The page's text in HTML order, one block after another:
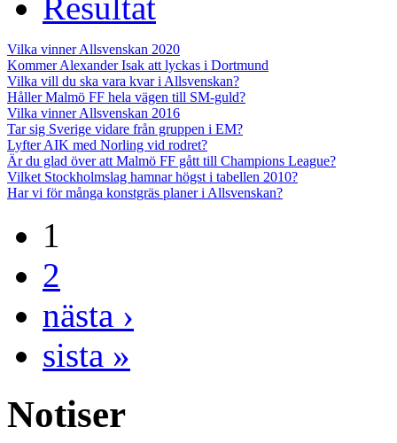
Resultat
Vilka vinner Allsvenskan 2020
Kommer Alexander Isak att lyckas i Dortmund
Vilka vill du ska vara kvar i Allsvenskan?
Håller Malmö FF hela vägen till SM-guld?
Vilka vinner Allsvenskan 2016
Tar sig Sverige vidare från gruppen i EM?
Lyfter AIK med Norling vid rodret?
Är du glad över att Malmö FF gått till Champions League?
Vilket Stockholmslag hamnar högst i tabellen 2010?
Har vi för många konstgräs planer i Allsvenskan?
1
2
nästa ›
sista »
Notiser